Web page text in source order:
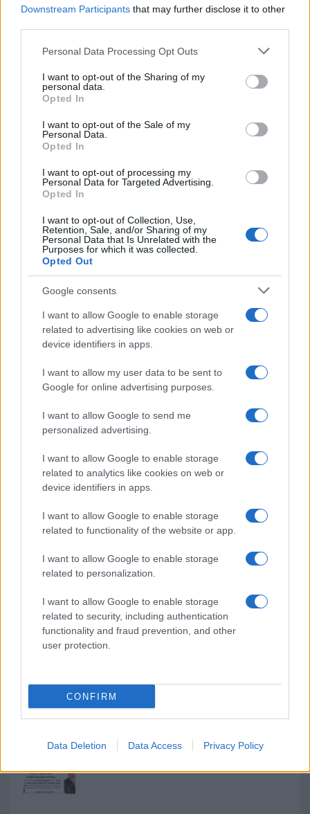
Downstream Participants that may further disclose it to other
Please note that this website/app uses one or more Google
not limited to your visit or usage behaviour. You may click to
grant or deny consent to Google and its third-party tags to
use your data for below specified purposes in below Google
consent section.
Personal Data Processing Opt Outs
I want to opt-out of the Sharing of my
personal data.
Opted In
I want to opt-out of the Sale of my
Personal Data.
Opted In
I want to opt-out of processing my
Personal Data for Targeted Advertising.
Opted In
I want to opt-out of Collection, Use,
Retention, Sale, and/or Sharing of my
Personal Data that Is Unrelated with the
Purposes for which it was collected.
Opted Out
Google consents
I want to allow Google to enable storage
related to advertising like cookies on web or
device identifiers in apps.
I want to allow my user data to be sent to
Google for online advertising purposes.
I want to allow Google to send me
personalized advertising.
I want to allow Google to enable storage
related to analytics like cookies on web or
device identifiers in apps.
I want to allow Google to enable storage
related to functionality of the website or app.
I want to allow Google to enable storage
related to personalization.
I want to allow Google to enable storage
related to security, including authentication
functionality and fraud prevention, and other
user protection.
CONFIRM
Data Deletion Data Access Privacy Policy
50mila nel resort
Meteo Olbia 7 agosto, sole e caldo tornano
protagonisti
fine agosto
NECROLOGIE
Mario Malu
Paolo Pinna
Martina Agostina Diturco
I nostri cari
I nostri cari
I nostri cari
Giovannimaria Cabras